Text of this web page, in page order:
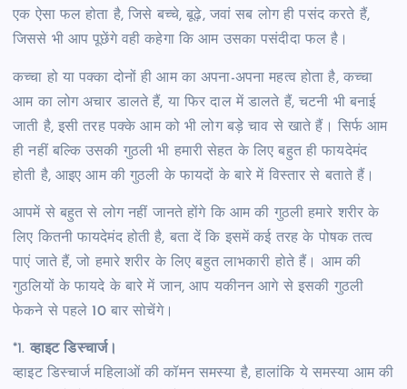
एक ऐसा फल होता है, जिसे बच्चे, बूढ़े, जवां सब लोग ही पसंद करते हैं,
जिससे भी आप पूछेंगे वही कहेगा कि आम उसका पसंदीदा फल है।
कच्चा हो या पक्का दोनों ही आम का अपना-अपना महत्व होता है, कच्चा
आम का लोग अचार डालते हैं, या फिर दाल में डालते हैं, चटनी भी बनाई
जाती है, इसी तरह पक्के आम को भी लोग बड़े चाव से खाते हैं। सिर्फ आम
ही नहीं बल्कि उसकी गुठली भी हमारी सेहत के लिए बहुत ही फायदेमंद
होती है, आइए आम की गुठली के फायदों के बारे में विस्तार से बताते हैं।
आपमें से बहुत से लोग नहीं जानते होंगे कि आम की गुठली हमारे शरीर के
लिए कितनी फायदेमंद होती है, बता दें कि इसमें कई तरह के पोषक तत्व
पाएं जाते हैं, जो हमारे शरीर के लिए बहुत लाभकारी होते हैं। आम की
गुठलियों के फायदे के बारे में जान, आप यकीनन आगे से इसकी गुठली
फेकने से पहले 10 बार सोचेंगे।
*1. व्हाइट डिस्चार्ज।
व्हाइट डिस्चार्ज महिलाओं की कॉमन समस्या है, हालांकि ये समस्या आम की